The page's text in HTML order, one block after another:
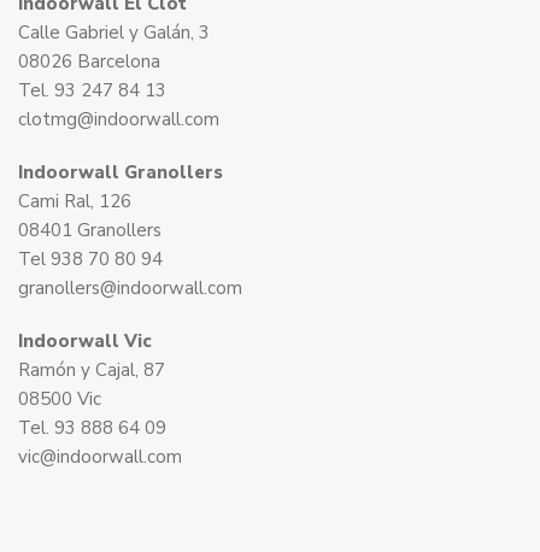
Calle Gabriel y Galán, 3
08026 Barcelona
Tel. 93 247 84 13
clotmg@indoorwall.com
Indoorwall Granollers
Cami Ral, 126
08401 Granollers
Tel 938 70 80 94
granollers@indoorwall.com
Indoorwall Vic
Ramón y Cajal, 87
08500 Vic
Tel. 93 888 64 09
vic@indoorwall.com